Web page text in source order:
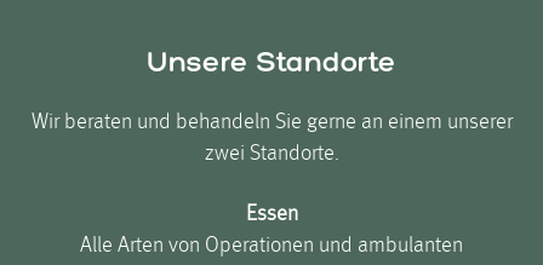
Unsere Standorte
Wir beraten und behandeln Sie gerne an einem unserer
zwei Standorte.
Essen
Alle Arten von Operationen und ambulanten